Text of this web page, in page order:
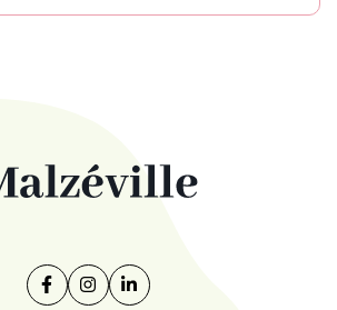
Facebook
(ouverture dans un nouvel onglet)
Instagram
(ouverture dans un nouvel
Linkedin
(ouverture dans un